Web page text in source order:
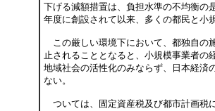
下げる減額措置は、負担水準の不均衡の
年度に創設されて以来、多くの都民と小
この厳しい環境下において、都独自の
止されることとなると、小規模事業者の
地域社会の活性化のみならず、日本経済
ない。
ついては、固定資産税及び都市計画税